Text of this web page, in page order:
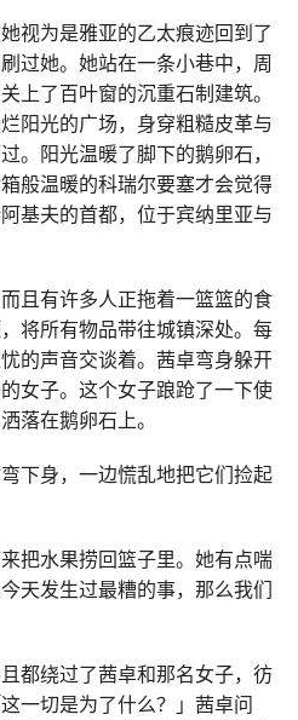
视为是雅亚的乙太痕迹回到了
过她。她站在一条小巷中，周
上了百叶窗的沉重石制建筑。
阳光的广场，身穿粗糙皮革与
。阳光温暖了脚下的鹅卵石，
般温暖的科瑞尔要塞才会觉得
基夫的首都，位于宾纳里亚与
且有许多人正拖着一篮篮的食
将所有物品带往城镇深处。每
的声音交谈着。茜卓弯身躲开
女子。这个女子踉跄了一下使
落在鹅卵石上。
下身，一边慌乱地把它们捡起
把水果捞回篮子里。她有点喘
天发生过最糟的事，那么我们
都绕过了茜卓和那名女子，彷
一切是为了什么？」茜卓问